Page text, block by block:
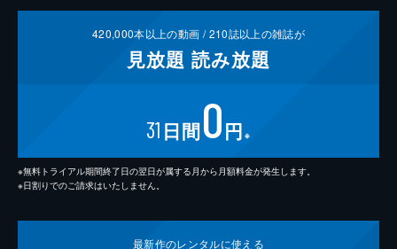
420,000本以上の動画 /210誌以上の雑誌が
見放題 読み放題
31 日間0円 ※
※無料トライアル期間終了日の翌日が属する月から月額料金が発生します。
※日割りでのご請求はいたしません。
最新作のレンタルに使える